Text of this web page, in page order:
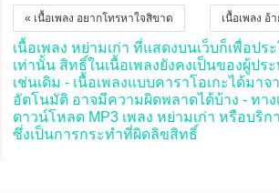
เนื้อเพลง อ้
« เนื้อเพลง อยากโทรหาใจสิขาด
เนื้อเพลง หย่ามเก่า ที่แสดงบนเว็บก็เพื่อป
เท่านั้น สิทธิ์ในเนื้อเพลงยังคงเป็นของผู้ป
เช่นเดิม - เนื้อเพลงแบบคาราโอเกะได้มา
อัตโนมัติ อาจมีความผิดพลาดได้บ้าง - ทาง
ดาวน์โหลด MP3 เพลง หย่ามเก่า หรือบริ
ซึ่งเป็นการกระทำที่ผิดลิขสิทธิ์